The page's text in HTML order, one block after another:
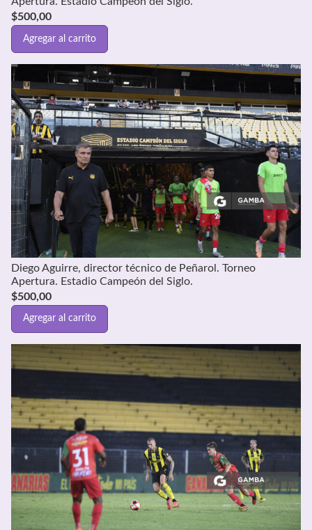
$500,00
Agregar al carrito
Diego Aguirre, director técnico de Peñarol. Torneo
Apertura. Estadio Campeón del Siglo.
$500,00
Agregar al carrito